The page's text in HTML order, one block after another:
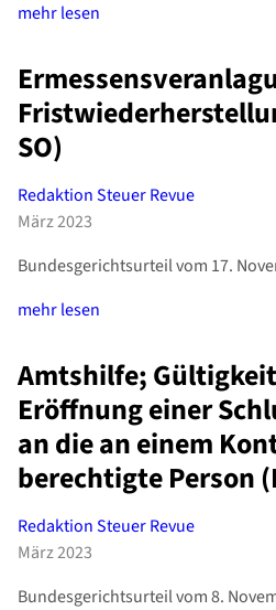
mehr lesen
SO)
Redaktion Steuer Revue
März 2023
Bundesgerichtsurteil vom 17.
mehr lesen
Amtshilfe;
Eröffnung einer
an die an einem
berechtigte Person
Redaktion Steuer Revue
März 2023
Bundesgerichtsurteil vom 8.